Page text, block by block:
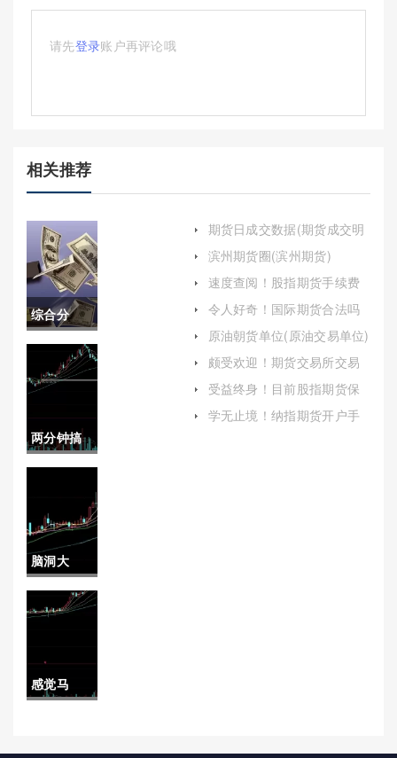
请先登录账户再评论哦
相关推荐
综合分
析！棉花
期货：市
投资策略
两分钟搞
懂！4月份
(期货时间
直播间)
脑洞大
开！期货
资者获取
市场信
感觉马
国际期货
期货日成交数据(期货成交明
细统计)
滨州期货圈(滨州期货)
速度查阅！股指期货手续费
(股指期货手续费期货公司收
多少)
令人好奇！国际期货合法吗
(为投资者提供清晰、全面的
解答)
原油朝货单位(原油交易单位)
颇受欢迎！期货交易所交易
的特点(期货交易所交易的特
点是什么)
受益终身！目前股指期货保
证金(2022年股指期货保证金
降低)
学无止境！纳指期货开户手